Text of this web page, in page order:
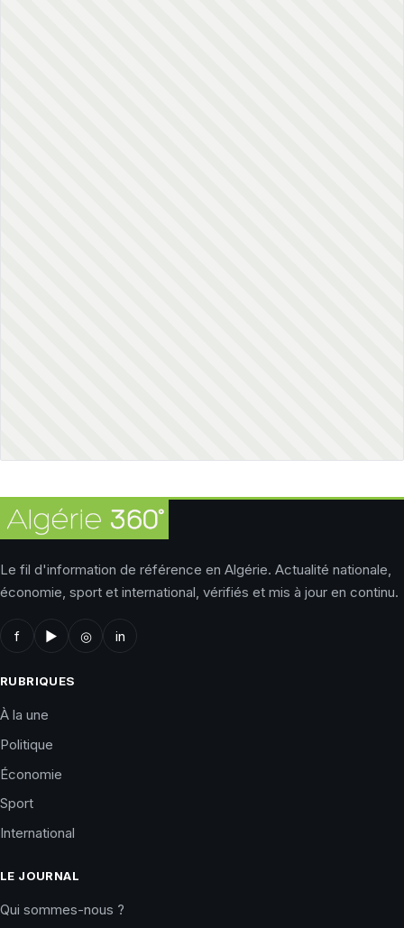
Le fil d'information de référence en Algérie. Actualité nationale,
économie, sport et international, vérifiés et mis à jour en continu.
f ▶ ◎ in
RUBRIQUES
À la une
Politique
Économie
Sport
International
LE JOURNAL
Qui sommes-nous ?